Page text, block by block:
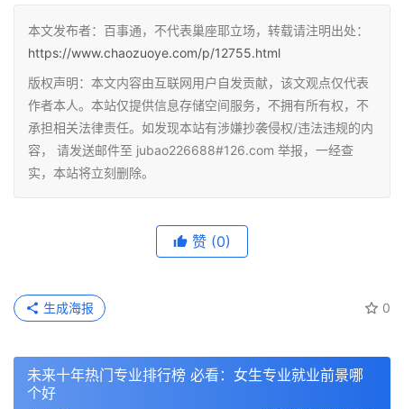
本文发布者：百事通，不代表巢座耶立场，转载请注明出处：
https://www.chaozuoye.com/p/12755.html
版权声明：本文内容由互联网用户自发贡献，该文观点仅代表
作者本人。本站仅提供信息存储空间服务，不拥有所有权，不
承担相关法律责任。如发现本站有涉嫌抄袭侵权/违法违规的内
容， 请发送邮件至 jubao226688#126.com 举报，一经查
实，本站将立刻删除。
赞 (0)
0
生成海报
未来十年热门专业排行榜 必看：女生专业就业前景哪
个好